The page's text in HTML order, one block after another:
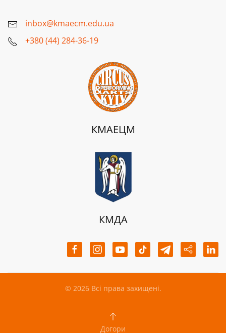
inbox@kmaecm.edu.ua
+380 (44) 284-36-19
КМАЕЦМ
КМДА
© 2026Всі права захищені.
Догори